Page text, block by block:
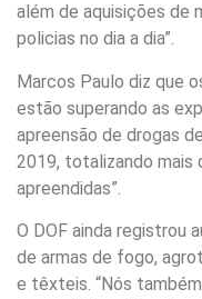
além de aquisições de
policias no dia a dia”.
Marcos Paulo diz que
estão superando as
apreensão de drogas
2019, totalizando mais
apreendidas”.
O DOF ainda registrou
de armas de fogo,
e têxteis. “Nós